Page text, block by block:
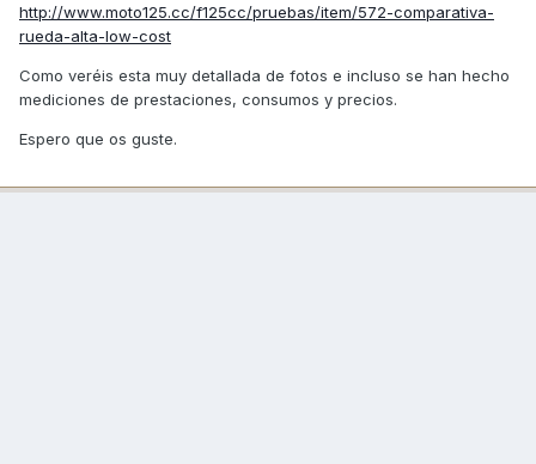
http://www.moto125.cc/f125cc/pruebas/item/572-comparativa-
rueda-alta-low-cost
Como veréis esta muy detallada de fotos e incluso se han hecho
mediciones de prestaciones, consumos y precios.
Espero que os guste.